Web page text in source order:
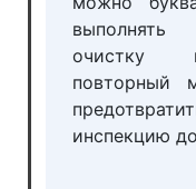
выполнять
очистку
повторный
инспекцию